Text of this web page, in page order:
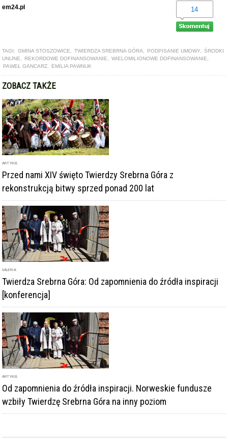
em24.pl 14
TAGI: GMINA STOSZOWICE TWIERDZA SREBRNA GÓRA PODPISANIE UMOWY
ŚRODKI
UNIJNE
REKORDOWE DOFINANSOWANIE WIELOMILIONOWE DOFINANSOWANIE
PAWEŁ GANCARZ
EMILIA PAWNUK
ZOBACZ TAKŻE
ARTYKUŁ
Przed nami XIV święto Twierdzy Srebrna Góra z
rekonstrukcją bitwy sprzed ponad 200 lat
GALERIA
Twierdza Srebrna Góra: Od zapomnienia do źródła inspiracji
[konferencja]
ARTYKUŁ
Od zapomnienia do źródła inspiracji. Norweskie fundusze
wzbiły Twierdzę Srebrna Góra na inny poziom